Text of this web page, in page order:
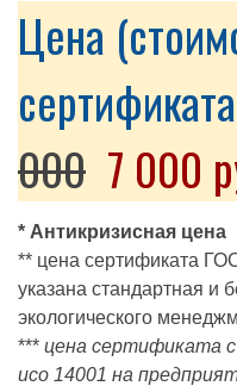
Цена
000 7 000
* Антикризисная цена
** цена сертификата
указана стандартная и
экологического
*** цена сертификата
исо 14001 на